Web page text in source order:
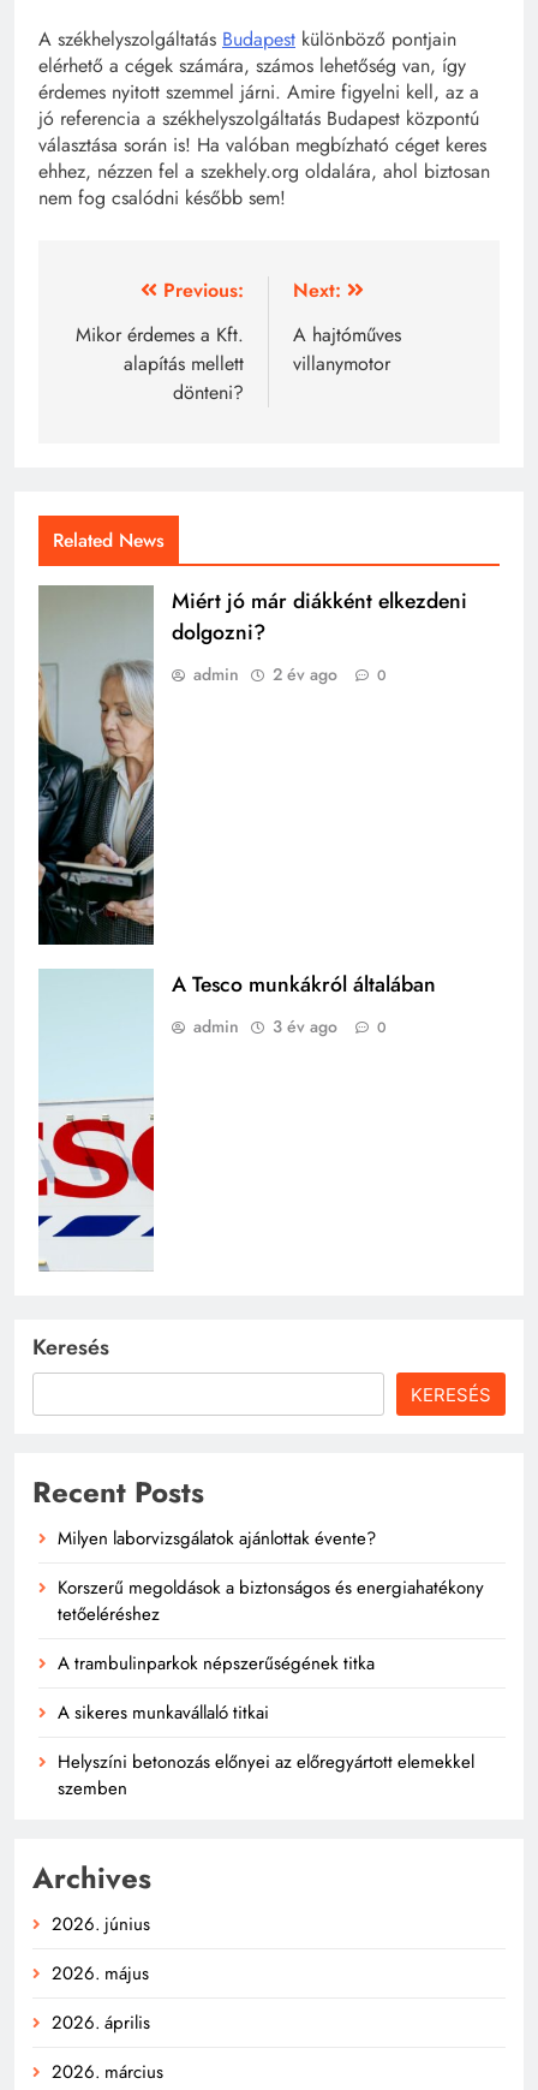
A székhelyszolgáltatás Budapest különböző pontjain
elérhető a cégek számára, számos lehetőség van, így
érdemes nyitott szemmel járni. Amire figyelni kell, az a
jó referencia a székhelyszolgáltatás Budapest központú
választása során is! Ha valóban megbízható céget keres
ehhez, nézzen fel a szekhely.org oldalára, ahol biztosan
nem fog csalódni később sem!
Bejegyzés
navigáció
Previous:
Mikor érdemes a Kft.
alapítás mellett
dönteni?
Next:
A hajtóműves
villanymotor
Related News
Miért jó már diákként elkezdeni
dolgozni?
admin 2 év ago 0
A Tesco munkákról általában
admin 3 év ago 0
Keresés
KERESÉS
Recent Posts
Milyen laborvizsgálatok ajánlottak évente?
Korszerű megoldások a biztonságos és energiahatékony
tetőeléréshez
A trambulinparkok népszerűségének titka
A sikeres munkavállaló titkai
Helyszíni betonozás előnyei az előregyártott elemekkel
szemben
Archives
2026. június
2026. május
2026. április
2026. március